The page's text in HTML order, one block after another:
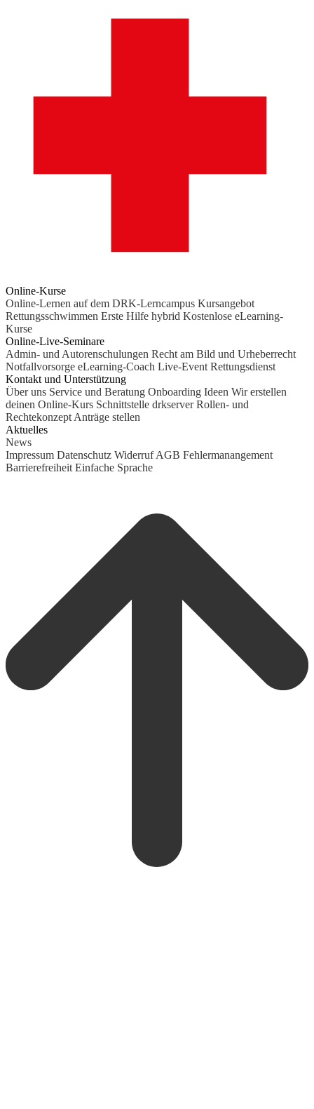
Online-Kurse
Online-Lernen auf dem DRK-Lerncampus Kursangebot
Rettungsschwimmen Erste Hilfe hybrid Kostenlose eLearning-
Kurse
Online-Live-Seminare
Admin- und Autorenschulungen Recht am Bild und Urheberrecht
Notfallvorsorge eLearning-Coach Live-Event Rettungsdienst
Kontakt und Unterstützung
Über uns Service und Beratung Onboarding Ideen Wir erstellen
deinen Online-Kurs Schnittstelle drkserver Rollen- und
Rechtekonzept Anträge stellen
Aktuelles
News
Impressum Datenschutz Widerruf AGB Fehlermanangement
Barrierefreiheit Einfache Sprache